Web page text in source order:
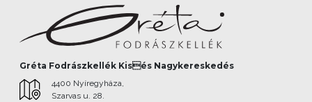
Gréta Fodrászkellék Kisés Nagykereskedés
4400 Nyíregyháza,
Szarvas u. 28.